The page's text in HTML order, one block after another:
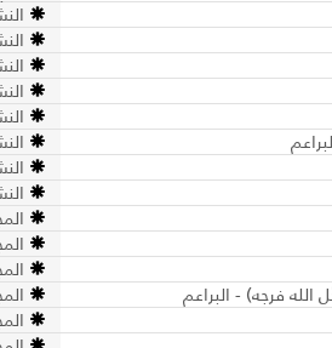
النشاط
النشاط
النشاط 8 -
النشاط 10 -
النشاط 1 - معالجة
النشاط 3 - البدائل والخيارات
النشاط 6- أدوات
النشاط 8 - السلّم
فرجه) - البراعم